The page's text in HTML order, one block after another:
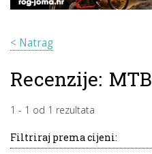
< Natrag
Recenzije: MTB
1 - 1 od 1 rezultata
Filtriraj prema cijeni: